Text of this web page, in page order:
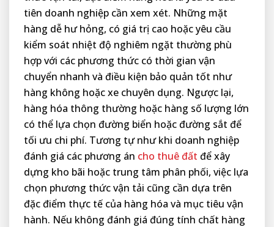
tiên doanh nghiệp cần xem xét. Những mặt
hàng dễ hư hỏng, có giá trị cao hoặc yêu cầu
kiểm soát nhiệt độ nghiêm ngặt thường phù
hợp với các phương thức có thời gian vận
chuyển nhanh và điều kiện bảo quản tốt như
hàng không hoặc xe chuyên dụng. Ngược lại,
hàng hóa thông thường hoặc hàng số lượng lớn
có thể lựa chọn đường biển hoặc đường sắt để
tối ưu chi phí. Tương tự như khi doanh nghiệp
đánh giá các phương án cho thuê đất để xây
dựng kho bãi hoặc trung tâm phân phối, việc lựa
chọn phương thức vận tải cũng cần dựa trên
đặc điểm thực tế của hàng hóa và mục tiêu vận
hành. Nếu không đánh giá đúng tính chất hàng